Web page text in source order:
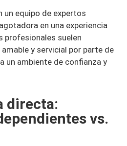
un equipo de expertos
en una experiencia
profesionales suelen
y servicial por parte de
un ambiente de confianza y
directa:
vs.